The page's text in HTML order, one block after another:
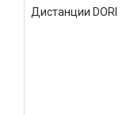
Дистанции DORI